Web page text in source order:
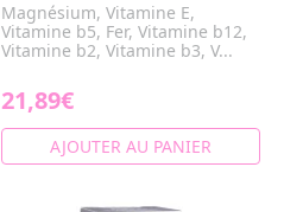
Magnésium, Vitamine E,
Vitamine b5, Fer, Vitamine b12,
Vitamine b2, Vitamine b3, V...
21,89€
AJOUTER AU PANIER